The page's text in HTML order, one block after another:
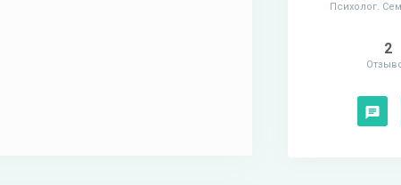
Психолог.
2